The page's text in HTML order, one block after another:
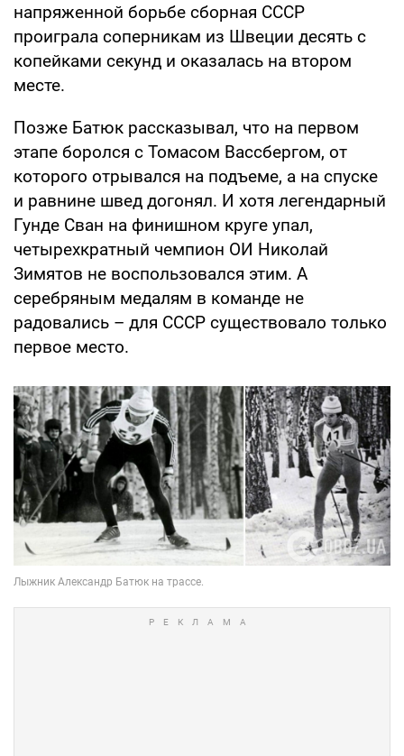
напряженной борьбе сборная СССР
проиграла соперникам из Швеции десять с
копейками секунд и оказалась на втором
месте.
Позже Батюк рассказывал, что на первом
этапе боролся с Томасом Вассбергом, от
которого отрывался на подъеме, а на спуске
и равнине швед догонял. И хотя легендарный
Гунде Сван на финишном круге упал,
четырехкратный чемпион ОИ Николай
Зимятов не воспользовался этим. А
серебряным медалям в команде не
радовались – для СССР существовало только
первое место.